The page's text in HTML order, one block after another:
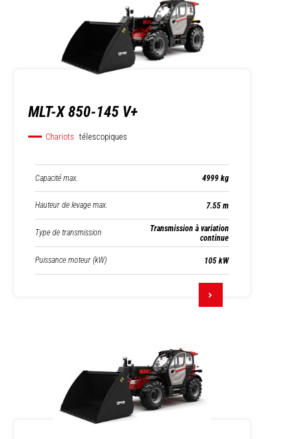
MLT-X 850-145 V+
Chariots télescopiques
Capacité max. 4999 kg
Hauteur de levage max. 7.55 m
Type de transmission
Transmission à variation
continue
Puissance moteur (kW) 105 kW